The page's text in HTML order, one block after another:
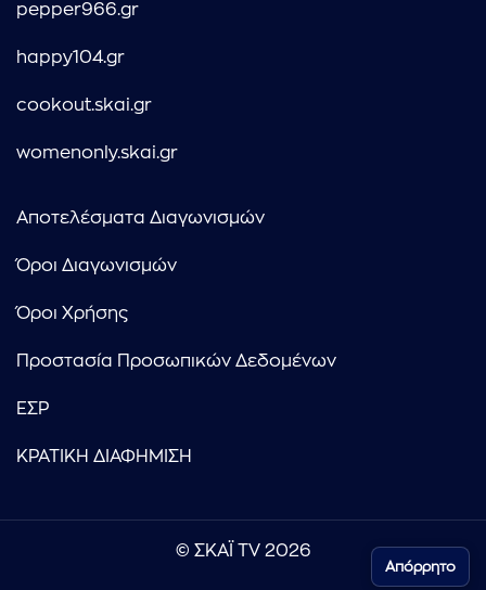
pepper966.gr
happy104.gr
cookout.skai.gr
womenonly.skai.gr
Αποτελέσματα Διαγωνισμών
Όροι Διαγωνισμών
Όροι Χρήσης
Προστασία Προσωπικών Δεδομένων
ΕΣΡ
ΚΡΑΤΙΚΗ ΔΙΑΦΗΜΙΣΗ
© ΣΚΑΪ TV 2026
Απόρρητο